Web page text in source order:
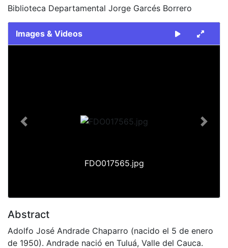
Biblioteca Departamental Jorge Garcés Borrero
Images & Videos
FDO017565.jpg
Previous Next
Abstract
Adolfo José Andrade Chaparro (nacido el 5 de enero
de 1950). Andrade nació en Tuluá, Valle del Cauca.